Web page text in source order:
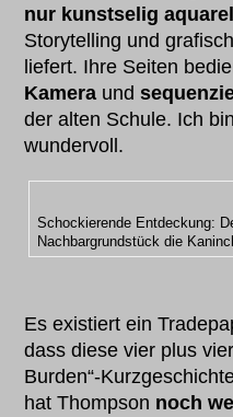
nur kunstselig
Storytelling und
liefert. Ihre Seiten
Kamera und
der alten Schule. Ich
wundervoll.
Schockierende Entdeckung:
Nachbargrundstück die
Es existiert ein
dass diese vier plus
Burden“-
hat Thompson noch